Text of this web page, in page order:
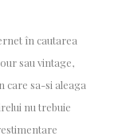
în cautarea
sau vintage,
care sa-si aleaga
nu trebuie